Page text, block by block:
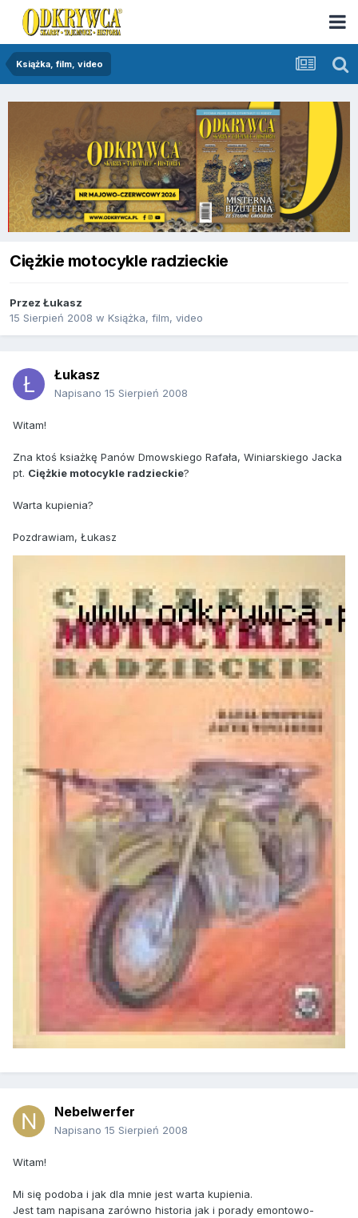
Książka, film, video
Ciężkie motocykle radzieckie
Przez Łukasz
15 Sierpień 2008 w Książka, film, video
Łukasz
Napisano 15 Sierpień 2008
Witam!
Zna ktoś ksiażkę Panów Dmowskiego Rafała, Winiarskiego Jacka
pt. Ciężkie motocykle radzieckie?
Warta kupienia?
Pozdrawiam, Łukasz
Nebelwerfer
Napisano 15 Sierpień 2008
Witam!
Mi się podoba i jak dla mnie jest warta kupienia.
Jest tam napisana zarówno historia jak i porady emontowo-